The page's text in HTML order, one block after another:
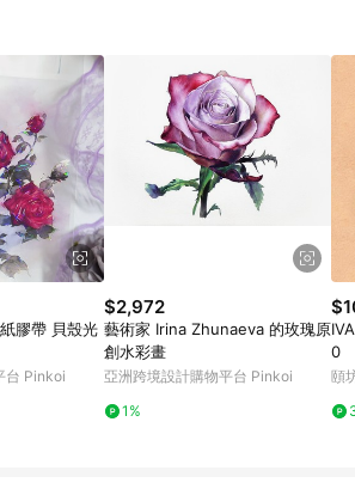
包活動說明為準。 11. 若於 LINE 購物前往
膠帶 貝殼光
台 Pinkoi
$2,972
藝術家 Irina Zhunaeva 的玫瑰原
創水彩畫
亞洲跨境設計購物平台 Pinkoi
1%
0
頤